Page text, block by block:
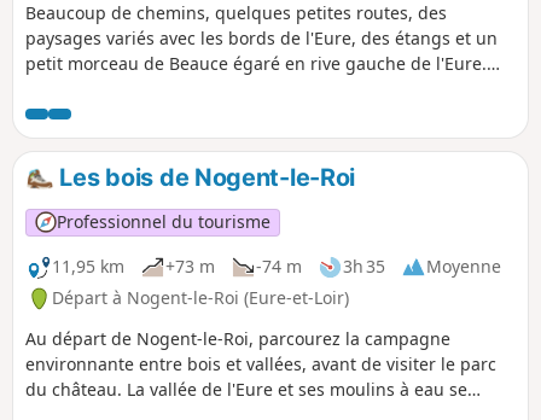
Beaucoup de chemins, quelques petites routes, des
paysages variés avec les bords de l'Eure, des étangs et un
petit morceau de Beauce égaré en rive gauche de l'Eure.
précédents (ou si vous aimez la boue).
Les bois de Nogent-le-Roi
Professionnel du tourisme
11,95 km
+73 m -74 m 3h 35
Moyenne
Départ à Nogent-le-Roi (Eure-et-Loir)
Au départ de Nogent-le-Roi, parcourez la campagne
environnante entre bois et vallées, avant de visiter le parc
du château. La vallée de l'Eure et ses moulins à eau se